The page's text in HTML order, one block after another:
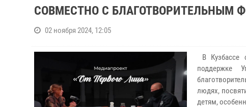
СОВМЕСТНО С БЛАГОТВОРИТЕЛЬНЫМ
02 ноября 2024, 12:05
В Кузбассе
поддержке
людях,
детям,